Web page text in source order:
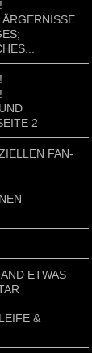
2
FAN-
ETWAS
&